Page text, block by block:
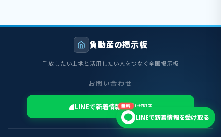
負動産の掲示板
手放したい土地と活用したい人をつなぐ全国掲示板
お問い合わせ
LINEで新着情報を受け取る
無料
LINEで新着情報を受け取る